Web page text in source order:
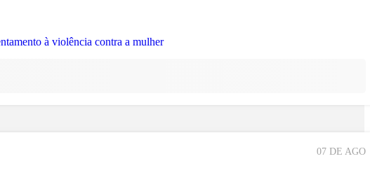
07 DE AGO